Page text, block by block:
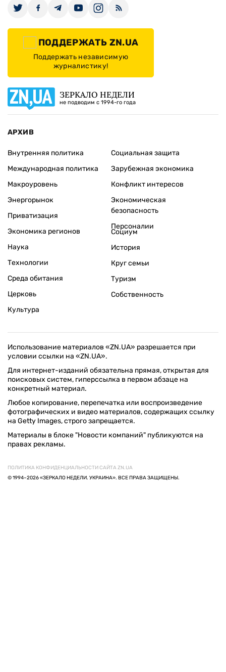
ПОДДЕРЖАТЬ ZN.UA
Поддержать независимую
журналистику!
ЗЕРКАЛО НЕДЕЛИ
не подводим с 1994-го года
АРХИВ
Внутренняя политика
Международная политика
Макроуровень
Энергорынок
Приватизация
Экономика регионов
Социальная защита
Зарубежная экономика
Конфликт интересов
Экономическая
безопасность
Персоналии
Наука
Технологии
Среда обитания
Церковь
Культура
Социум
История
Круг семьи
Туризм
Собственность
Использование материалов «ZN.UA» разрешается при
условии ссылки на «ZN.UA».
Для интернет-изданий обязательна прямая, открытая для
поисковых систем, гиперссылка в первом абзаце на
конкретный материал.
Любое копирование, перепечатка или воспроизведение
фотографических и видео материалов, содержащих ссылку
на Getty Images, строго запрещается.
Материалы в блоке "Новости компаний" публикуются на
правах рекламы.
ПОЛИТИКА КОНФИДЕНЦИАЛЬНОСТИ САЙТА ZN.UA
© 1994–2026 «ЗЕРКАЛО НЕДЕЛИ. УКРАИНА». ВСЕ ПРАВА ЗАЩИЩЕНЫ.